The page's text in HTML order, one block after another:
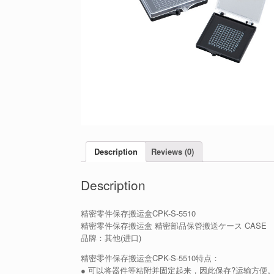
Description Reviews (0)
Description
精密零件保存搬运盒CPK-S-5510
精密零件保存搬运盒 精密部品保管搬送ケース CASE
品牌：其他(进口)
精密零件保存搬运盒CPK-S-5510特点：
● 可以将器件等粘附并固定起来，因此保存?运输方便